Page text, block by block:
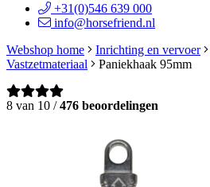
+31(0)546 639 000
info@horsefriend.nl
Webshop home
Inrichting en vervoer
Vastzetmateriaal
Paniekhaak 95mm
8 van 10 /476 beoordelingen